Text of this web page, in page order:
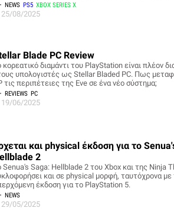
NEWS PS5 XBOX SERIES X
25/08/2025
Blade PC Review
κορεατικό διαμάντι του PlayStation είναι πλέον
υπολογιστές ως Stellar Bladed PC. Πως
τις περιπέτειες της Eve σε ένα νέο σύστημα;
REVIEWS PC
19/06/2025
και physical έκδοση για το
2
Senua's Saga: Hellblade 2 του Xbox και της Ninja
και σε physical μορφή, ταυτόχρονα με
έκδοση για το PlayStation 5.
NEWS
29/05/2025